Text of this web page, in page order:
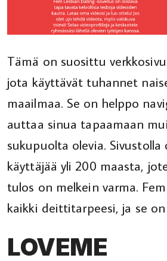
Tämä on suosittu
jota käyttävät tuhannet
maailmaa. Se on helppo
auttaa sinua tapaamaan
sukupuolta olevia. Sivustolla
käyttäjää yli 200 maasta,
tulos on melkein varma.
kaikki deittitarpeesi, ja se
LOVEME